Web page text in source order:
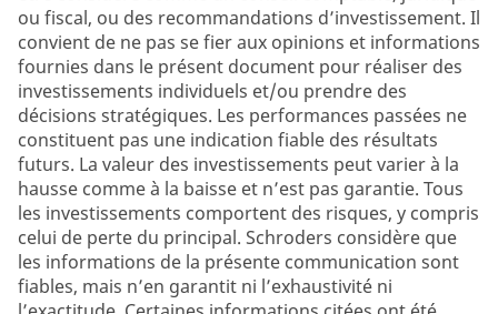
ou fiscal, ou des recommandations d’investissement. Il
convient de ne pas se fier aux opinions et informations
fournies dans le présent document pour réaliser des
investissements individuels et/ou prendre des
décisions stratégiques. Les performances passées ne
constituent pas une indication fiable des résultats
futurs. La valeur des investissements peut varier à la
hausse comme à la baisse et n’est pas garantie. Tous
les investissements comportent des risques, y compris
celui de perte du principal. Schroders considère que
les informations de la présente communication sont
fiables, mais n’en garantit ni l’exhaustivité ni